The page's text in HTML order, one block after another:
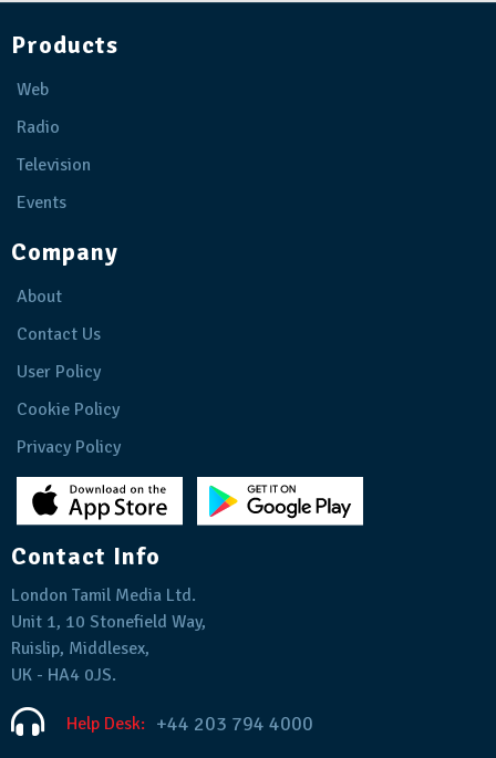
Products
Web
Radio
Television
Events
Company
About
Contact Us
User Policy
Cookie Policy
Privacy Policy
Contact Info
London Tamil Media Ltd.
Unit 1, 10 Stonefield Way,
Ruislip, Middlesex,
UK - HA4 0JS.
Help Desk: +44 203 794 4000